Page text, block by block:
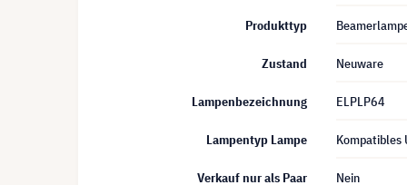
Produkttyp
Zustand Neuware
Lampenbezeichnung ELPLP64
Lampentyp Lampe Kompatibles
Verkauf nur als Paar Nein